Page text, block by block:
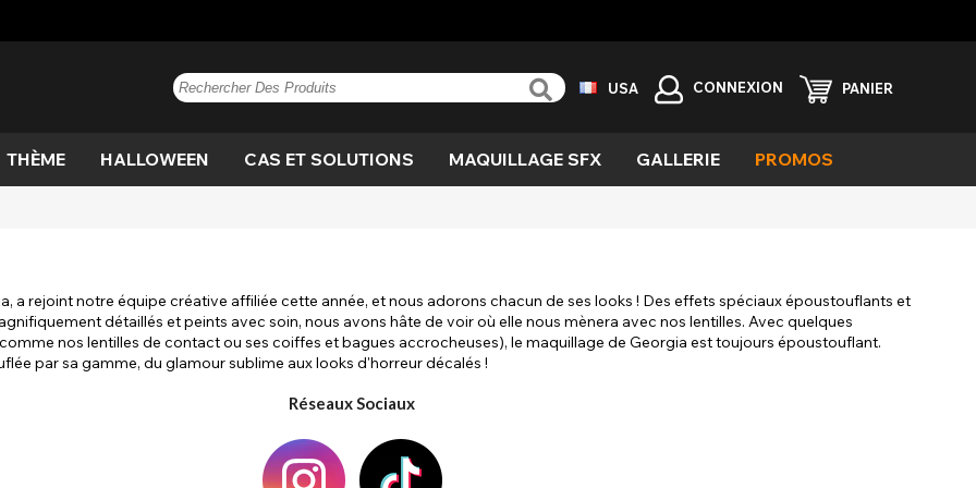
USA CONNEXION PANIER
Rose Violet
Blanc Jaune
Voir tout
THÈME
Cercle Costume Démon
Dragon Drapeau Engrener
Film
UV
Sorcière
HALLOWEEN
Blanc
CAS ET SOLUTIONS MAQUILLAGE SFX GALLERIE PROMOS
a rejoint notre équipe créative affiliée cette année, et nous adorons chacun de ses looks ! Des effets spéciaux époustouflants et
détaillés et peints avec soin, nous avons hâte de voir où elle nous mènera avec nos lentilles. Avec quelques
nos lentilles de contact ou ses coiffes et bagues accrocheuses), le maquillage de Georgia est toujours époustouflant.
par sa gamme, du glamour sublime aux looks d'horreur décalés !
Réseaux Sociaux